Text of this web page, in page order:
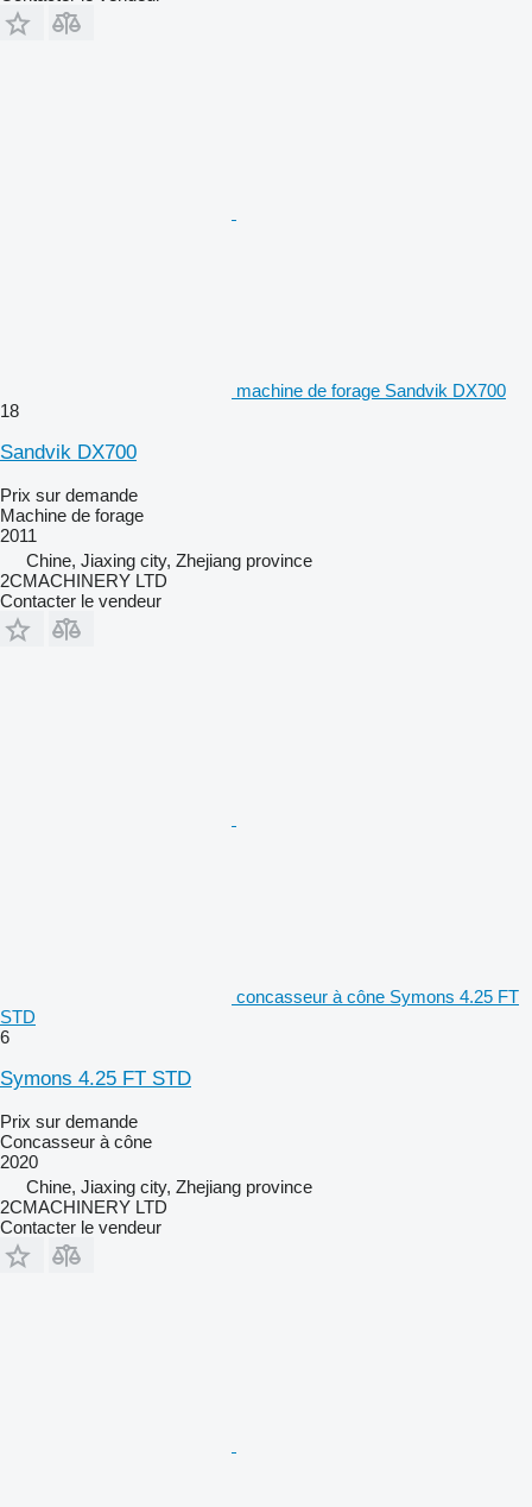
machine de forage Sandvik DX700
18
Sandvik DX700
Prix sur demande
Machine de forage
2011
Chine, Jiaxing city, Zhejiang province
2CMACHINERY LTD
Contacter le vendeur
concasseur à cône Symons 4.25 FT
STD
6
Symons 4.25 FT STD
Prix sur demande
Concasseur à cône
2020
Chine, Jiaxing city, Zhejiang province
2CMACHINERY LTD
Contacter le vendeur